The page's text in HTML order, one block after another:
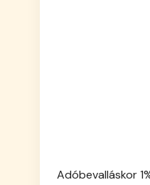
Adóbevalláskor